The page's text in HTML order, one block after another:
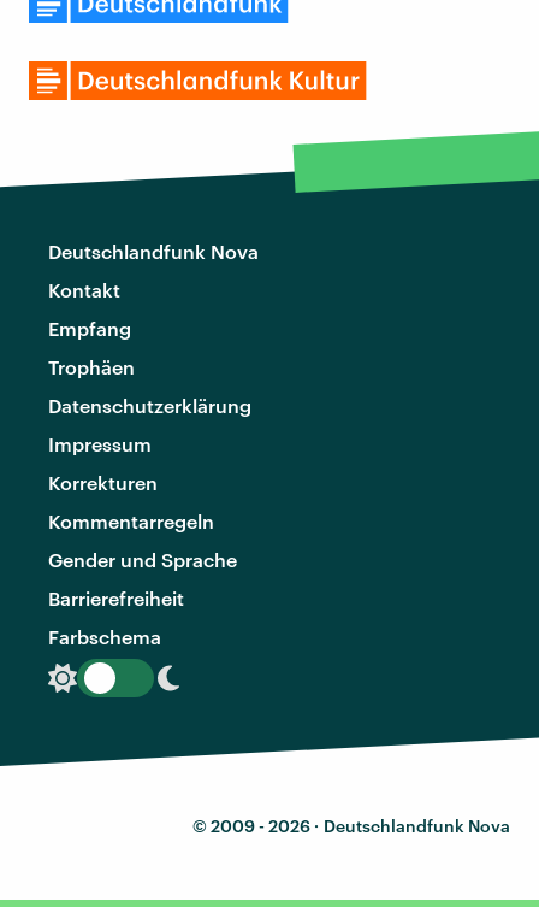
Deutschlandfunk Nova
Kontakt
Empfang
Trophäen
Datenschutzerklärung
Impressum
Korrekturen
Kommentarregeln
Gender und Sprache
Barrierefreiheit
Farbschema
© 2009 - 2026 · Deutschlandfunk Nova